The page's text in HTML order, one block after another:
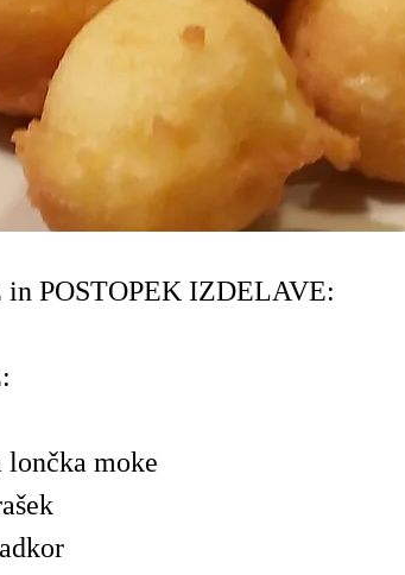
in POSTOPEK IZDELAVE:
moke